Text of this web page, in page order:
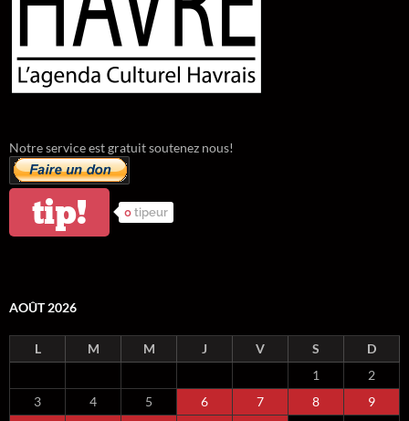
Notre service est gratuit soutenez nous!
tip! 0 tipeur
AOÛT 2026
L M M J V S
D
1
2
3
4 5 6 7 8
9